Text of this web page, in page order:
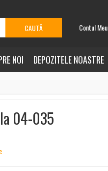
Contul Meu
NOI DEPOZITELE NOASTRE
04-035